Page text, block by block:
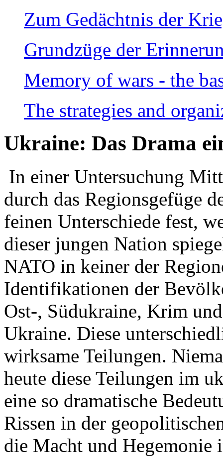
Zum Gedächtnis der
Grundzüge der
Memory of wars - the
The strategies and
Ukraine: Das Drama
In einer Untersuchung
durch das Regionsgefüge
feinen Unterschiede fest,
dieser jungen Nation
NATO in keiner der
Identifikationen der
Ost-, Südukraine, Krim
Ukraine. Diese
wirksame Teilungen.
heute diese Teilungen im
eine so dramatische
Rissen in der
die Macht und Hegemonie